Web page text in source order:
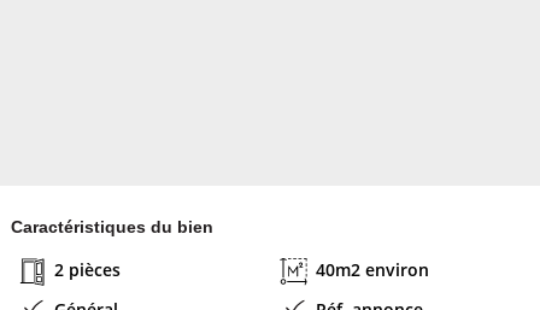
Caractéristiques du bien
2 pièces
40m2 environ